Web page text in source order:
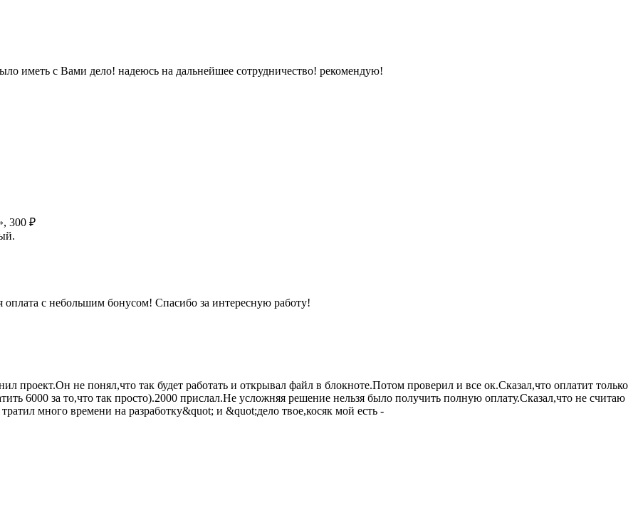
иметь с Вами дело! надеюсь на дальнейшее сотрудничество! рекомендую!
300 ₽
с небольшим бонусом! Спасибо за интересную работу!
проект.Он не понял,что так будет работать и открывал файл в блокноте.Потом проверил и все ок.Сказал,что оплатит только
6000 за то,что так просто).2000 прислал.Не усложняя решение нельзя было получить полную оплату.Сказал,что не считаю
много времени на разработку&quot; и &quot;дело твое,косяк мой есть -